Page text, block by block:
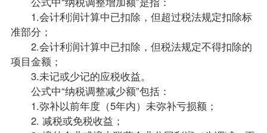
1.会计利润计算中已扣除，但超过税法规定扣除标
准部分；
2.会计利润计算中已扣除，但税法规定不得扣除的
项目金额；
3.未记或少记的应税收益。
公式中“纳税调整减少额”包括：
1.弥补以前年度（5年内）未弥补亏损额；
2. 减税或免税收益；